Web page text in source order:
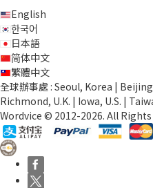
English
한국어
日本語
简体中文
繁體中文
全球辦事處 : Seoul, Korea |
Richmond, U.K. | Iowa, U.S. |
Wordvice © 2012-2026. All Rights